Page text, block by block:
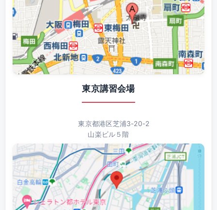
東京講習会場
東京都港区芝浦3-20-2
山楽ビル５階